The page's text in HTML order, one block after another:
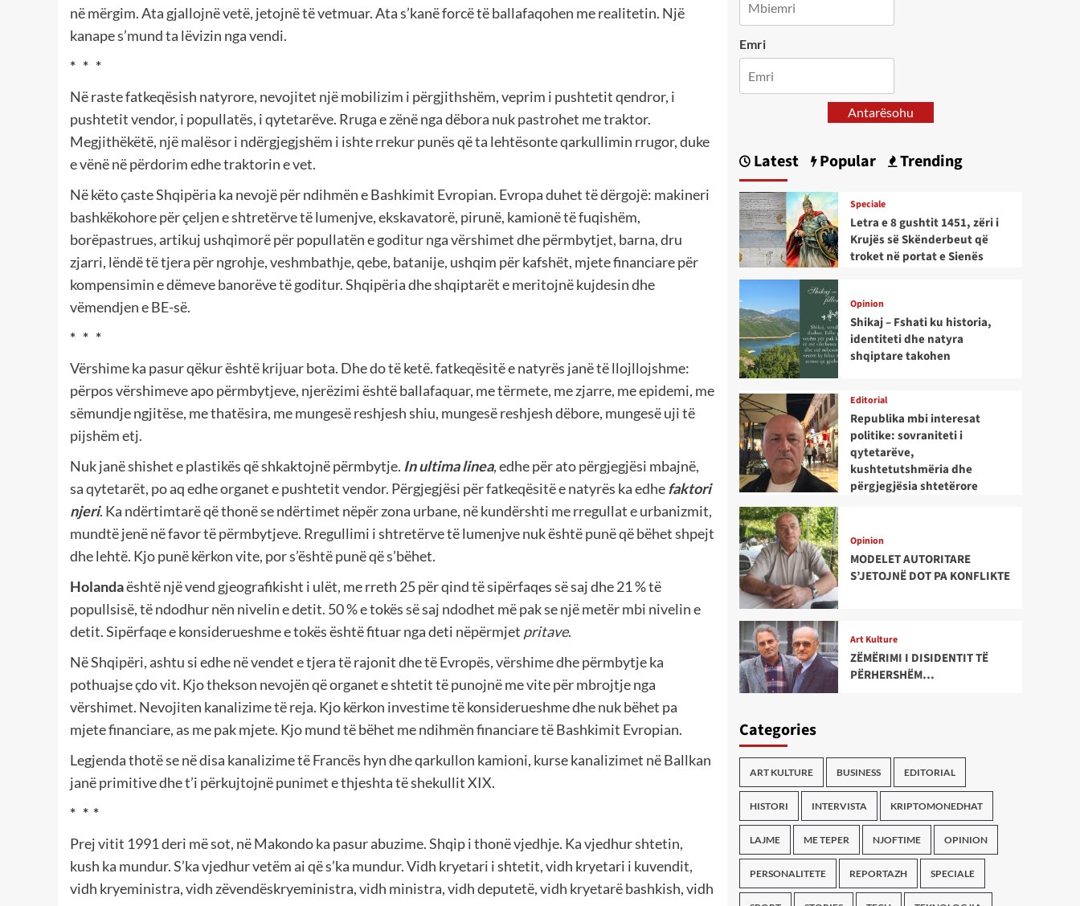
në mërgim. Ata gjallojnë vetë, jetojnë të vetmuar. Ata s’kanë forcë të ballafaqohen me realitetin. Një
kanape s’mund ta lëvizin nga vendi.
* * *
Në raste fatkeqësish natyrore, nevojitet një mobilizim i përgjithshëm, veprim i pushtetit qendror, i
pushtetit vendor, i popullatës, i qytetarëve. Rruga e zënë nga dëbora nuk pastrohet me traktor.
Megjithëkëtë, një malësor i ndërgjegjshëm i ishte rrekur punës që ta lehtësonte qarkullimin rrugor, duke
e vënë në përdorim edhe traktorin e vet.
Në këto çaste Shqipëria ka nevojë për ndihmën e Bashkimit Evropian. Evropa duhet të dërgojë: makineri
bashkëkohore për çeljen e shtretërve të lumenjve, ekskavatorë, pirunë, kamionë të fuqishëm,
borëpastrues, artikuj ushqimorë për popullatën e goditur nga vërshimet dhe përmbytjet, barna, dru
zjarri, lëndë të tjera për ngrohje, veshmbathje, qebe, batanije, ushqim për kafshët, mjete financiare për
kompensimin e dëmeve banorëve të goditur. Shqipëria dhe shqiptarët e meritojnë kujdesin dhe
vëmendjen e BE-së.
* * *
Vërshime ka pasur qëkur është krijuar bota. Dhe do të ketë. fatkeqësitë e natyrës janë të llojllojshme:
përpos vërshimeve apo përmbytjeve, njerëzimi është ballafaquar, me tërmete, me zjarre, me epidemi, me
sëmundje ngjitëse, me thatësira, me mungesë reshjesh shiu, mungesë reshjesh dëbore, mungesë uji të
pijshëm etj.
Nuk janë shishet e plastikës që shkaktojnë përmbytje. In ultima linea, edhe për ato përgjegjësi mbajnë,
sa qytetarët, po aq edhe organet e pushtetit vendor. Përgjegjësi për fatkeqësitë e natyrës ka edhe faktori
njeri. Ka ndërtimtarë që thonë se ndërtimet nëpër zona urbane, në kundërshti me rregullat e urbanizmit,
mundtë jenë në favor të përmbytjeve. Rregullimi i shtretërve të lumenjve nuk është punë që bëhet shpejt
dhe lehtë. Kjo punë kërkon vite, por s’është punë që s’bëhet.
Holandaështë një vend gjeografikisht i ulët, me rreth 25 për qind të sipërfaqes së saj dhe 21 % të
popullsisë, të ndodhur nën nivelin e detit. 50 % e tokës së saj ndodhet më pak se një metër mbi nivelin e
detit. Sipërfaqe e konsiderueshme e tokës është fituar nga deti nëpërmjet pritave.
Në Shqipëri, ashtu si edhe në vendet e tjera të rajonit dhe të Evropës, vërshime dhe përmbytje ka
pothuajse çdo vit. Kjo thekson nevojën që organet e shtetit të punojnë me vite për mbrojtje nga
vërshimet. Nevojiten kanalizime të reja. Kjo kërkon investime të konsiderueshme dhe nuk bëhet pa
mjete financiare, as me pak mjete. Kjo mund të bëhet me ndihmën financiare të Bashkimit Evropian.
Legjenda thotë se në disa kanalizime të Francës hyn dhe qarkullon kamioni, kurse kanalizimet në Ballkan
janë primitive dhe t’i përkujtojnë punimet e thjeshta të shekullit XIX.
* * *
Prej vitit 1991 deri më sot, në Makondo ka pasur abuzime. Shqip i thonë vjedhje. Ka vjedhur shtetin,
kush ka mundur. S’ka vjedhur vetëm ai që s’ka mundur. Vidh kryetari i shtetit, vidh kryetari i kuvendit,
vidh kryeministra, vidh zëvendëskryeministra, vidh ministra, vidh deputetë, vidh kryetarë bashkish, vidh
Emri
Antarësohu
Latest Popular Trending
Speciale
Letra e 8 gushtit 1451, zëri i
Krujës së Skënderbeut që
troket në portat e Sienës
Opinion
Shikaj – Fshati ku historia,
identiteti dhe natyra
shqiptare takohen
Editorial
Republika mbi interesat
politike: sovraniteti i
qytetarëve,
kushtetutshmëria dhe
përgjegjësia shtetërore
Opinion
MODELET AUTORITARE
S’JETOJNË DOT PA KONFLIKTE
Art Kulture
ZËMËRIMI I DISIDENTIT TË
PËRHERSHËM…
Categories
ART KULTURE BUSINESS EDITORIAL
HISTORI INTERVISTA KRIPTOMONEDHAT
LAJME ME TEPER NJOFTIME OPINION
PERSONALITETE REPORTAZH SPECIALE